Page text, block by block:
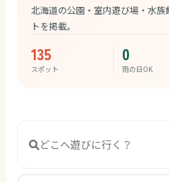
北海道の公園・室内遊び場・水族
トを掲載。
135
スポット
0
雨の日OK